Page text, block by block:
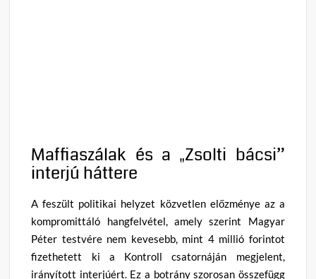
Maffiaszálak és a „Zsolti bácsi”
interjú háttere
A feszült politikai helyzet közvetlen előzménye az a
kompromittáló hangfelvétel, amely szerint Magyar
Péter testvére nem kevesebb, mint 4 millió forintot
fizethetett ki a Kontroll csatornáján megjelent,
irányított interjúért. Ez a botrány szorosan összefügg